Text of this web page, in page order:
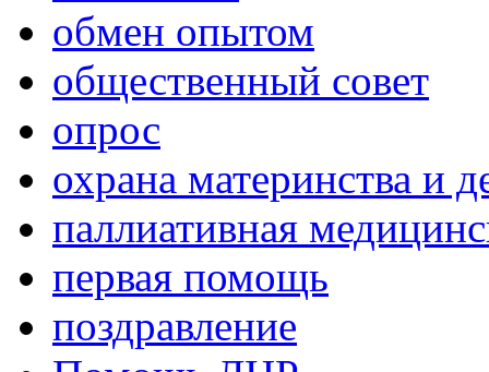
обмен опытом
общественный совет
опрос
охрана материнства и
паллиативная
первая помощь
поздравление